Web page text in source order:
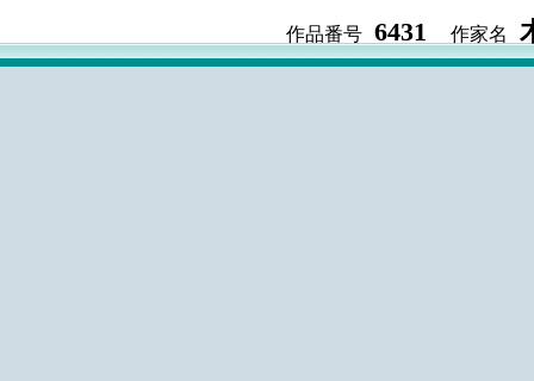
作品番号 6431 作家名